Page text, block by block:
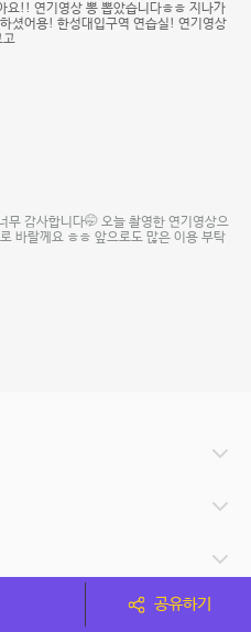
요!! 연기영상 뽕 뽑았습니다ㅎㅎ 지나가
셨어용! 한성대입구역 연습실! 연기영상
고
무 감사합니다🤭 오늘 촬영한 연기영상으
바랄께요 ㅎㅎ 앞으로도 많은 이용 부탁
공유하기